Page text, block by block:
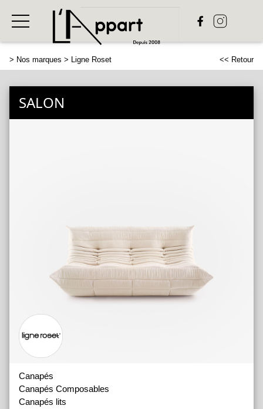
> Nos marques > Ligne Roset << Retour
SALON
Canapés
Canapés Composables
Canapés lits